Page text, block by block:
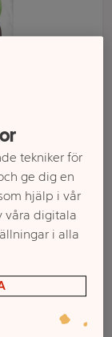
tekniker för
ge dig en
hjälp i vår
våra digitala
i alla